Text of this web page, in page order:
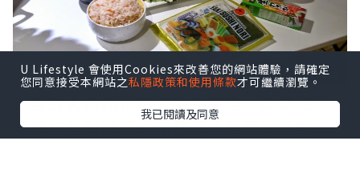
作客的人當然也不能兩手空空，於是我也
買了枝豆和綠茶，完善了這個壽司派對！
U Lifestyle 會使用Cookies來改善您的網站體驗，請確定
您同意接受本網站之私隱政策和使用條款才可繼續瀏覽。
我已閱讀及同意